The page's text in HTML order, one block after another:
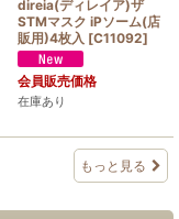
direia(ディレイア)ザ
STMマスク iPソーム(店
販用)4枚入 [C11092]
会員販売価格
在庫あり
もっと見る